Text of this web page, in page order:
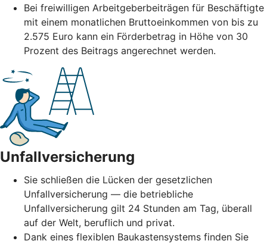
Bei freiwilligen Arbeitgeberbeiträgen für Beschäftigte
mit einem monatlichen Bruttoeinkommen von bis zu
2.575 Euro kann ein Förderbetrag in Höhe von 30
Prozent des Beitrags angerechnet werden.
Unfallversicherung
Sie schließen die Lücken der gesetzlichen
Unfallversicherung — die betriebliche
Unfallversicherung gilt 24 Stunden am Tag, überall
auf der Welt, beruflich und privat.
Dank eines flexiblen Baukastensystems finden Sie